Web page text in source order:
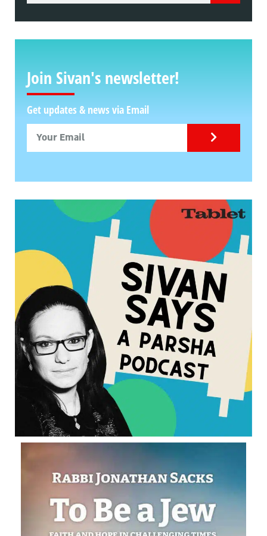
Join Sivan's newsletter!
Get updates & news via Email